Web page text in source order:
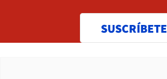
SUSCRÍBETE